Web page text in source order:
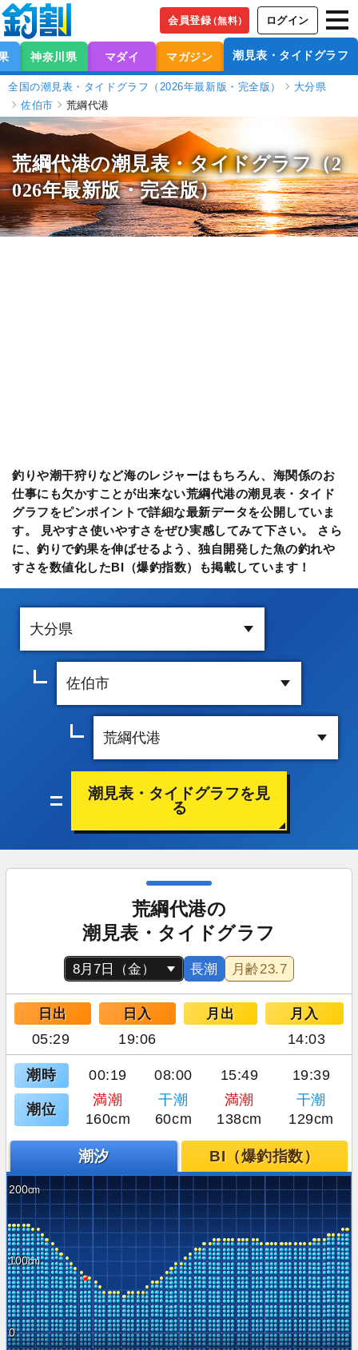
会員登録（無料） ログイン
神奈川県 マダイ マガジン 潮見表・タイドグラフ
全国の潮見表・タイドグラフ（2026年最新版・完全版）
大分県
佐伯市
荒綱代港
荒綱代港の潮見表・タイドグラフ（2
026年最新版・完全版）
釣りや潮干狩りなど海のレジャーはもちろん、海関係のお
仕事にも欠かすことが出来ない荒綱代港の潮見表・タイド
グラフをピンポイントで詳細な最新データを公開していま
す。 見やすさ使いやすさをぜひ実感してみて下さい。 さら
に、釣りで釣果を伸ばせるよう、独自開発した魚の釣れや
すさを数値化したBI（爆釣指数）も掲載しています！
潮見表・タイドグラフを見
る
荒綱代港の
潮見表・タイドグラフ
長潮 月齢23.7
日出 日入 月出 月入
05:29 19:06 14:03
潮時 00:19 08:00 15:49 19:39
潮位
満潮 干潮 満潮
干潮
160cm
60cm 138cm 129cm
潮汐 BI（爆釣指数）
200
100
0